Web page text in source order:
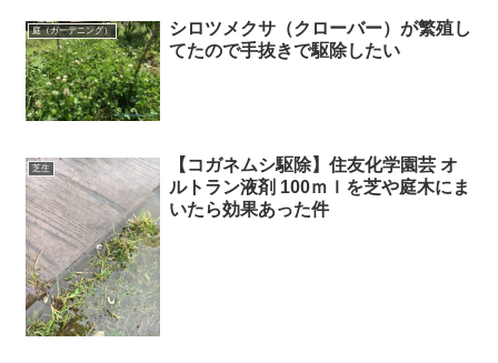
庭（ガーデニング）
シロツメクサ（クローバー）が繁殖し
てたので手抜きで駆除したい
芝生
【コガネムシ駆除】住友化学園芸 オ
ルトラン液剤 100ｍｌを芝や庭木にま
いたら効果あった件